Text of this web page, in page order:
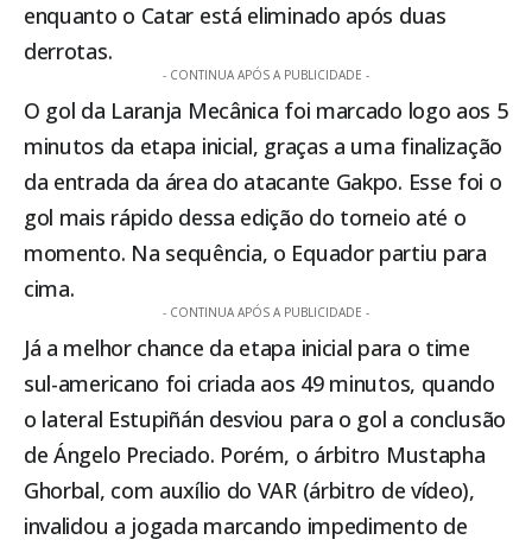
enquanto o Catar está eliminado após duas
derrotas.
- CONTINUA APÓS A PUBLICIDADE -
O gol da Laranja Mecânica foi marcado logo aos 5
minutos da etapa inicial, graças a uma finalização
da entrada da área do atacante Gakpo. Esse foi o
gol mais rápido dessa edição do torneio até o
momento. Na sequência, o Equador partiu para
cima.
- CONTINUA APÓS A PUBLICIDADE -
Já a melhor chance da etapa inicial para o time
sul-americano foi criada aos 49 minutos, quando
o lateral Estupiñán desviou para o gol a conclusão
de Ángelo Preciado. Porém, o árbitro Mustapha
Ghorbal, com auxílio do VAR (árbitro de vídeo),
invalidou a jogada marcando impedimento de